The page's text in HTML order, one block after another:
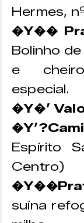
Hermes,
�Y��
Bolinho
e
especial.
�Y�’
Espírito
Centro)
suína